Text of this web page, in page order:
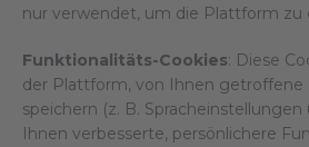
nur verwendet, um die Plattform zu
Funktionalitäts-Cookies: Diese
der Plattform, von Ihnen getroffene
speichern (z. B.
Ihnen verbesserte, persönlichere